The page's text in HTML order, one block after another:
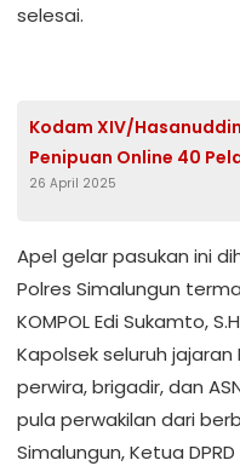
selesai.
Kodam XIV/
Penipuan Online 40
26 April 2025
Apel gelar pasukan ini
Polres Simalungun
KOMPOL Edi Sukamto,
Kapolsek seluruh
perwira, brigadir, dan
pula perwakilan dari
Simalungun, Ketua